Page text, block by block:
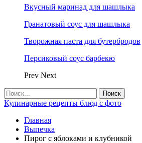
Вкусный маринад для шашлыка
Гранатовый соус для шашлыка
Творожная паста для бутербродов
Персиковый соус барбекю
Prev Next
Кулинарные рецепты блюд с фото
Главная
Выпечка
Пирог с яблоками и клубникой